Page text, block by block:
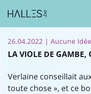
26.04.2022 | Aucune Idée
LA VIOLE DE GAMBE,
Verlaine conseillait
toute chose », et ce